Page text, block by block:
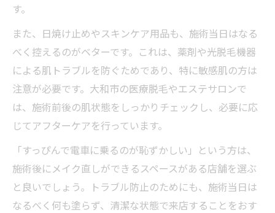
す。
また、日焼け止めやスキンケア用品も、施術当日はなる
べく控えるのがベターです。これは、薬剤や光脱毛機器
による肌トラブルを防ぐためであり、特に敏感肌の方は
注意が必要です。大和市の医療脱毛やエステサロンで
は、施術前後の肌状態をしっかりチェックし、必要に応
じてアフターケアを行っています。
「すっぴんで電車に乗るのが恥ずかしい」という方は、
施術後にメイク直しができるスペースがある店舗を選ぶ
と良いでしょう。トラブル防止のためにも、施術当日は
なるべく何も塗らず、清潔な状態で来店することをおす